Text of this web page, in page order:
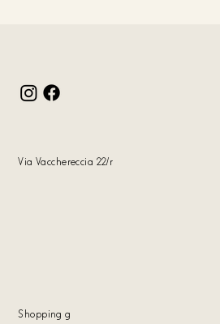
Via Vacchereccia 22/r
Shopping g